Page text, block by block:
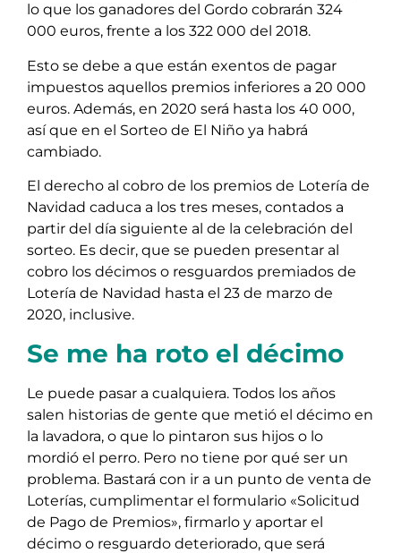
lo que los ganadores del Gordo cobrarán 324
000 euros, frente a los 322 000 del 2018.
Esto se debe a que están exentos de pagar
impuestos aquellos premios inferiores a 20 000
euros. Además, en 2020 será hasta los 40 000,
así que en el Sorteo de El Niño ya habrá
cambiado.
El derecho al cobro de los premios de Lotería de
Navidad caduca a los tres meses, contados a
partir del día siguiente al de la celebración del
sorteo. Es decir, que se pueden presentar al
cobro los décimos o resguardos premiados de
Lotería de Navidad hasta el 23 de marzo de
2020, inclusive.
Se me ha roto el décimo
Le puede pasar a cualquiera. Todos los años
salen historias de gente que metió el décimo en
la lavadora, o que lo pintaron sus hijos o lo
mordió el perro. Pero no tiene por qué ser un
problema. Bastará con ir a un punto de venta de
Loterías, cumplimentar el formulario «Solicitud
de Pago de Premios», firmarlo y aportar el
décimo o resguardo deteriorado, que será